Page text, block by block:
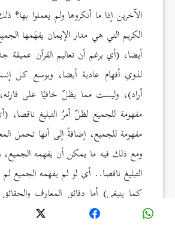
الآخرين إذا ما أنكروها ولم يعملوا بها؟
الكريم التي هي مدار الإيمان يفهَمها
أيضا، (أي برغم أن تعاليم القرآن عميقة
لذوي أفهام عادية أيضا، وبوسع كل
أراد)، وليست مما يظلّ خافيًا على
مفهومة للجميع لظلّ أمرُ التبليغ ناقصا،
مفهومة للجميع، إضافةً إلى أنها تحمل
ومع ذلك فيه ما يمكن أن يفهمه الجميع،
التبليغ ناقصا.. أي لو لم يفهمه الجميع
كما ينبغي) أما دقائق المعارف
الإيمان، إنما هي لزيادة المعرفة، فلا